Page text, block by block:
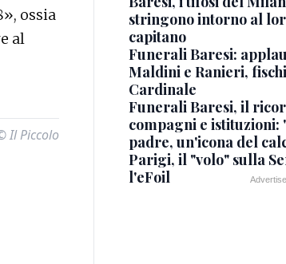
ossia
al
Il Piccolo
stringono intorno al
capitano
Funerali Baresi:
Maldini e Ranieri,
Cardinale
Funerali Baresi, il
compagni e istituzioni:
padre, un'icona del
Parigi, il "volo" sulla
l'eFoil